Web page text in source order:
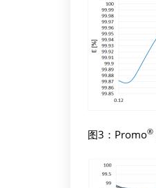
图3：Promo®